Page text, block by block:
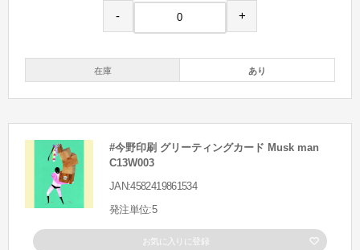
- +
在庫 あり
#今野印刷 グリーティングカード Musk man
C13W003
JAN:4582419861534
発注単位:5
お気に入りに登録